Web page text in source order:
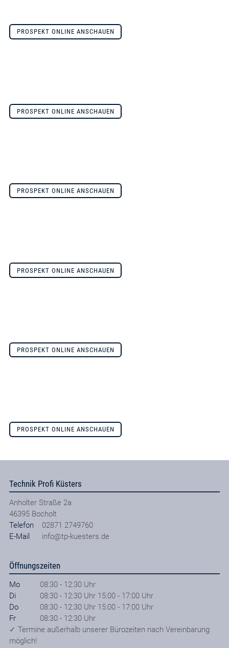
PROSPEKT ONLINE ANSCHAUEN
PROSPEKT ONLINE ANSCHAUEN
PROSPEKT ONLINE ANSCHAUEN
PROSPEKT ONLINE ANSCHAUEN
PROSPEKT ONLINE ANSCHAUEN
PROSPEKT ONLINE ANSCHAUEN
Technik Profi Küsters
Anholter Straße 2a
46395 Bocholt
Telefon
02871 2749760
E-Mail
info@tp-kuesters.de
Öffnungszeiten
Mo
08:30 - 12:30 Uhr
Di
08:30 - 12:30 Uhr 15:00 - 17:00 Uhr
Do
08:30 - 12:30 Uhr 15:00 - 17:00 Uhr
Fr
08:30 - 12:30 Uhr
✓ Termine außerhalb unserer Bürozeiten nach Vereinbarung
möglich!